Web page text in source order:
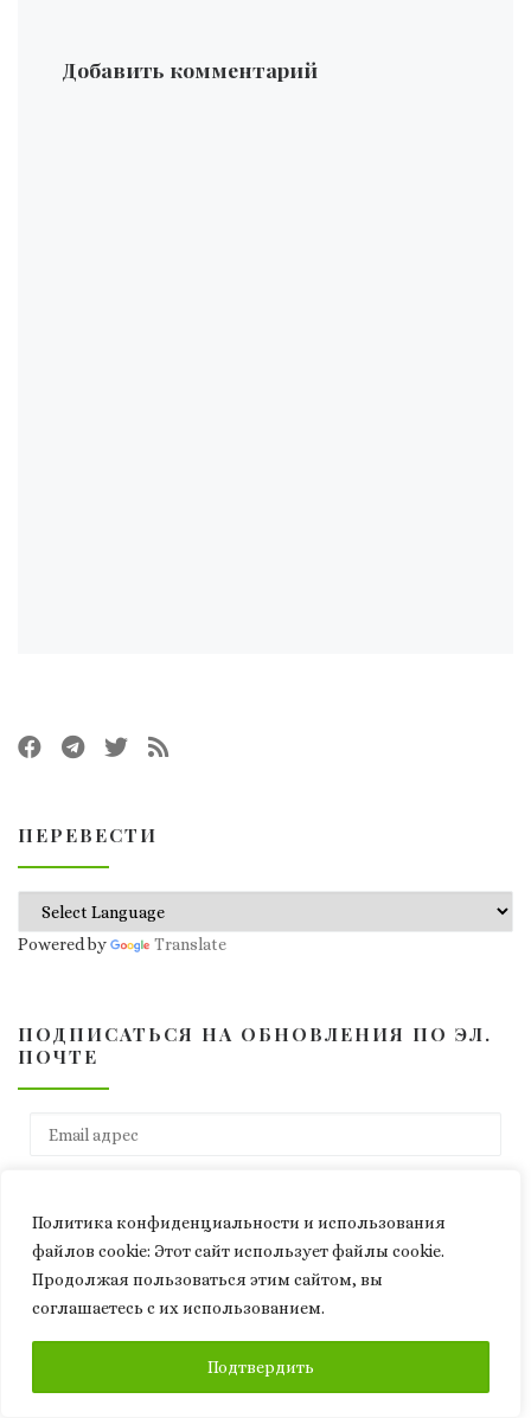
Политика конфиденциальности и использования
файлов сookie: Этот сайт использует файлы cookie.
Продолжая пользоваться этим сайтом, вы
соглашаетесь с их использованием.
Подтвердить
Добавить комментарий
ПЕРЕВЕСТИ
Powered by Translate
ПОДПИСАТЬСЯ НА ОБНОВЛЕНИЯ ПО ЭЛ.
ПОЧТЕ
СВЕЖИЕ ЗАПИСИ
ЧЕЛОВЕК У РУБИЛЬНИКА. Техноутопия Илона Маска и цена
перехода в машинное будущее